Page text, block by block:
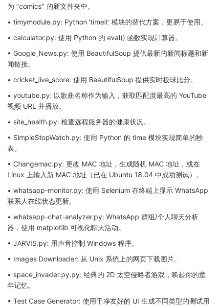
为 "comics" 的新文件夹中。
• timymodule.py: Python 'timeit' 模块的替代方案，更易于使用。
• calculator.py: 使用 Python 的 eval() 函数实现计算器。
• Google_News.py: 使用 BeautifulSoup 提供最新的新闻标题和新
闻链接。
• cricket_live_score: 使用 BeautifulSoup 提供实时板球比分。
• youtube.py: 以歌曲名称作为输入，获取匹配度最高的 YouTube
视频 URL 并播放。
• site_health.py: 检查远程服务器的健康状况。
• SimpleStopWatch.py: 使用 Python 的 time 模块实现简单的秒
表。
• Changemac.py: 更改 MAC 地址，生成随机 MAC 地址，或在
Linux 上输入新 MAC 地址（已在 Ubuntu 18.04 中成功测试）。
• whatsapp-monitor.py: 使用 Selenium 在终端上显示 WhatsApp
联系人在线状态更新。
• whatsapp-chat-analyzer.py: WhatsApp 群组/个人聊天分析
器，使用 matplotlib 可视化聊天活动。
• JARVIS.py: 用声音控制 Windows 程序。
• Images Downloader: 从 Unix 系统上的网页下载图片。
• space_invader.py.py: 经典的 2D 太空侵略者游戏，唤起你的童
年记忆。
• Test Case Generator: 使用干净友好的 UI 生成不同类型的测试用